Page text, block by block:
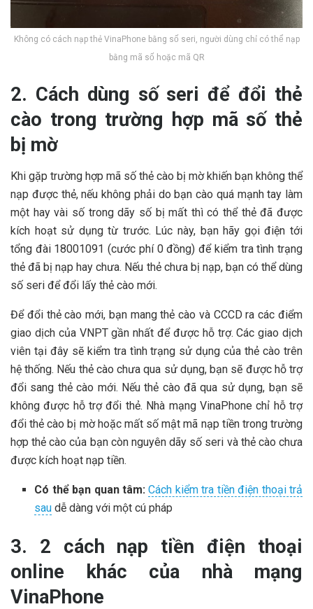
Không có cách nạp thẻ VinaPhone bằng số seri, người dùng chỉ có thể nạp
bằng mã số hoặc mã QR
2. Cách dùng số seri để đổi thẻ
cào trong trường hợp mã số thẻ
bị mờ
Khi gặp trường hợp mã số thẻ cào bị mờ khiến bạn không thể
nạp được thẻ, nếu không phải do bạn cào quá mạnh tay làm
một hay vài số trong dãy số bị mất thì có thể thẻ đã được
kích hoạt sử dụng từ trước. Lúc này, bạn hãy gọi điện tới
tổng đài 18001091 (cước phí 0 đồng) để kiểm tra tình trạng
thẻ đã bị nạp hay chưa. Nếu thẻ chưa bị nạp, bạn có thể dùng
số seri để đổi lấy thẻ cào mới.
Để đổi thẻ cào mới, bạn mang thẻ cào và CCCD ra các điểm
giao dịch của VNPT gần nhất để được hỗ trợ. Các giao dịch
viên tại đây sẽ kiểm tra tình trạng sử dụng của thẻ cào trên
hệ thống. Nếu thẻ cào chưa qua sử dụng, bạn sẽ được hỗ trợ
đổi sang thẻ cào mới. Nếu thẻ cào đã qua sử dụng, bạn sẽ
không được hỗ trợ đổi thẻ. Nhà mạng VinaPhone chỉ hỗ trợ
đổi thẻ cào bị mờ hoặc mất số mật mã nạp tiền trong trường
hợp thẻ cào của bạn còn nguyên dãy số seri và thẻ cào chưa
được kích hoạt nạp tiền.
Có thể bạn quan tâm: Cách kiểm tra tiền điện thoại trả
sau dễ dàng với một cú pháp
3. 2 cách nạp tiền điện thoại
online khác của nhà mạng
VinaPhone